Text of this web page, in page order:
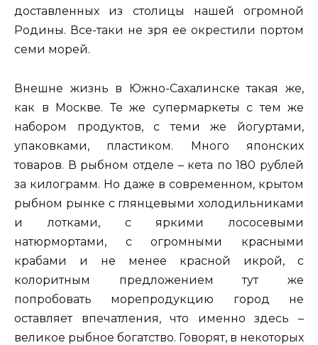
доставленных из столицы нашей огромной
Родины. Все-таки не зря ее окрестили портом
семи морей.
Внешне жизнь в Южно-Сахалинске такая же,
как в Москве. Те же супермаркеты с тем же
набором продуктов, с теми же йогуртами,
упаковками, пластиком. Много японских
товаров. В рыбном отделе – кета по 180 рублей
за килограмм. Но даже в современном, крытом
рыбном рынке с глянцевыми холодильниками
и лотками, с яркими лососевыми
натюрмортами, с огромными красными
крабами и не менее красной икрой, с
колоритным предложением тут же
попробовать морепродукцию город не
оставляет впечатления, что именно здесь –
великое рыбное богатство. Говорят, в некоторых